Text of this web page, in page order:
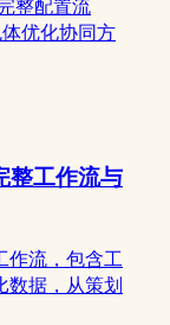
整配置流
优化协同方
整工作流与
作流，包含工
数据，从策划